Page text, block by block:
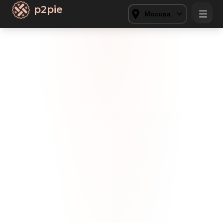
p2pie Москва